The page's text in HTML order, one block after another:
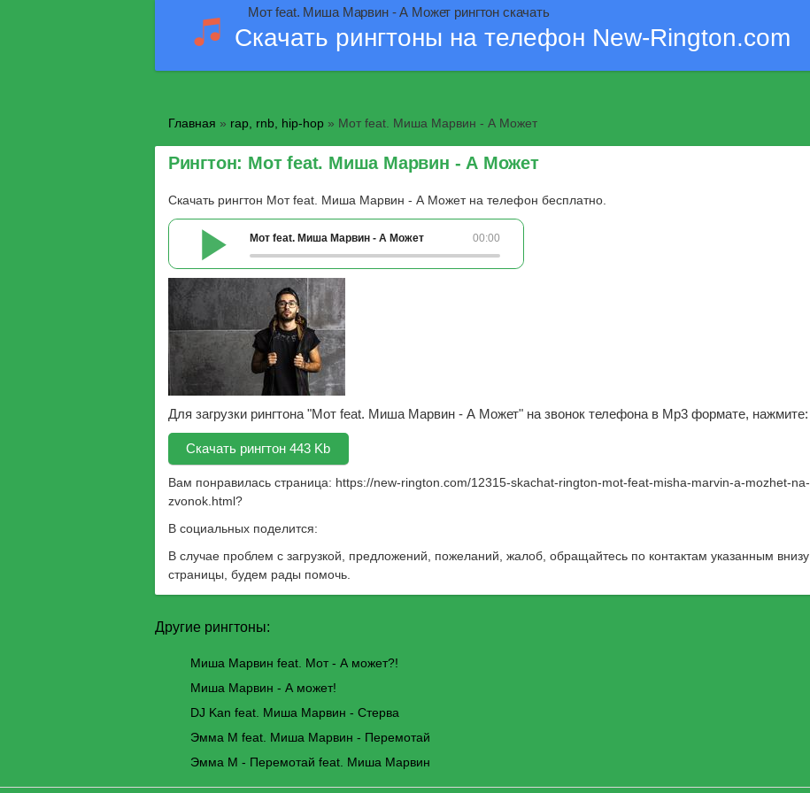
Мот feat. Миша Марвин - А Может рингтон скачать
Скачать рингтоны на телефон New-Rington.com
Главная » rap, rnb, hip-hop» Мот feat. Миша Марвин - А Может
Рингтон: Мот feat. Миша Марвин - А Может
Скачать рингтон Мот feat. Миша Марвин - А Может на телефон бесплатно.
00:00
Мот feat. Миша Марвин - А Может
Для загрузки рингтона "Мот feat. Миша Марвин - А Может" на звонок телефона в Mp3 формате, нажмите:
Скачать рингтон 443 Kb
Вам понравилась страница: https://new-rington.com/12315-skachat-rington-mot-feat-misha-marvin-a-mozhet-na-
zvonok.html?
В социальных поделится:
В случае проблем с загрузкой, предложений, пожеланий, жалоб, обращайтесь по контактам указанным внизу
страницы, будем рады помочь.
Другие рингтоны:
Миша Марвин feat. Мот - А может?!
Миша Марвин - А может!
DJ Kan feat. Миша Марвин - Стерва
Эмма М feat. Миша Марвин - Перемотай
Эмма М - Перемотай feat. Миша Марвин